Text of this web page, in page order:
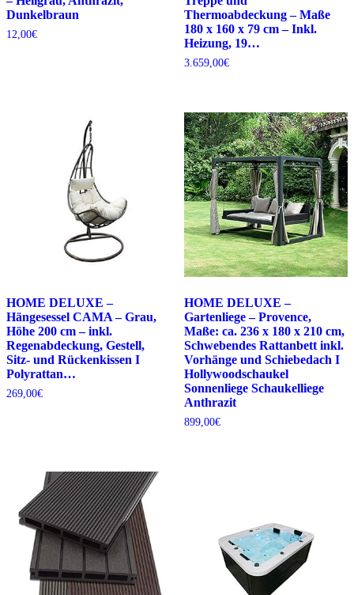
Dunkelbraun
12,00€
Thermoabdeckung – Maße
180 x 160 x 79 cm – Inkl.
Heizung, 19…
3.659,00€
HOME DELUXE –
Hängesessel CAMA – Grau,
Höhe 200 cm – inkl.
Regenabdeckung, Gestell,
Sitz- und Rückenkissen I
Polyrattan…
269,00€
HOME DELUXE –
Gartenliege – Provence,
Maße: ca. 236 x 180 x 210 cm,
Schwebendes Rattanbett inkl.
Vorhänge und Schiebedach I
Hollywoodschaukel
Sonnenliege Schaukelliege
Anthrazit
899,00€